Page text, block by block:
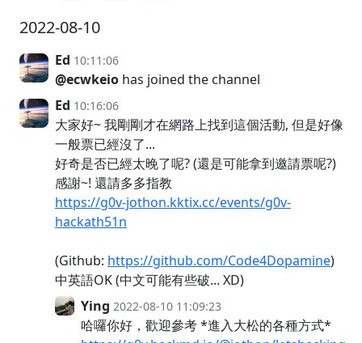
2022-08-10
Ed 10:11:06
@ecwkeio has joined the channel
Ed 10:16:06
大家好~ 我剛剛才在網路上找到這個活動, 但是好像
一般票已經沒了...
好奇是否已經太晚了呢? (還是可能拿到邀請票呢?)
感謝~! 還請多多指教
https://g0v-jothon.kktix.cc/events/g0v-
hackath51n
(Github: https://github.com/Code4Dopamine)
中英語OK (中文可能有些破... XD)
Ying 2022-08-10 11:09:23
哈囉你好，歡迎參考 *進入大松的各種方式*